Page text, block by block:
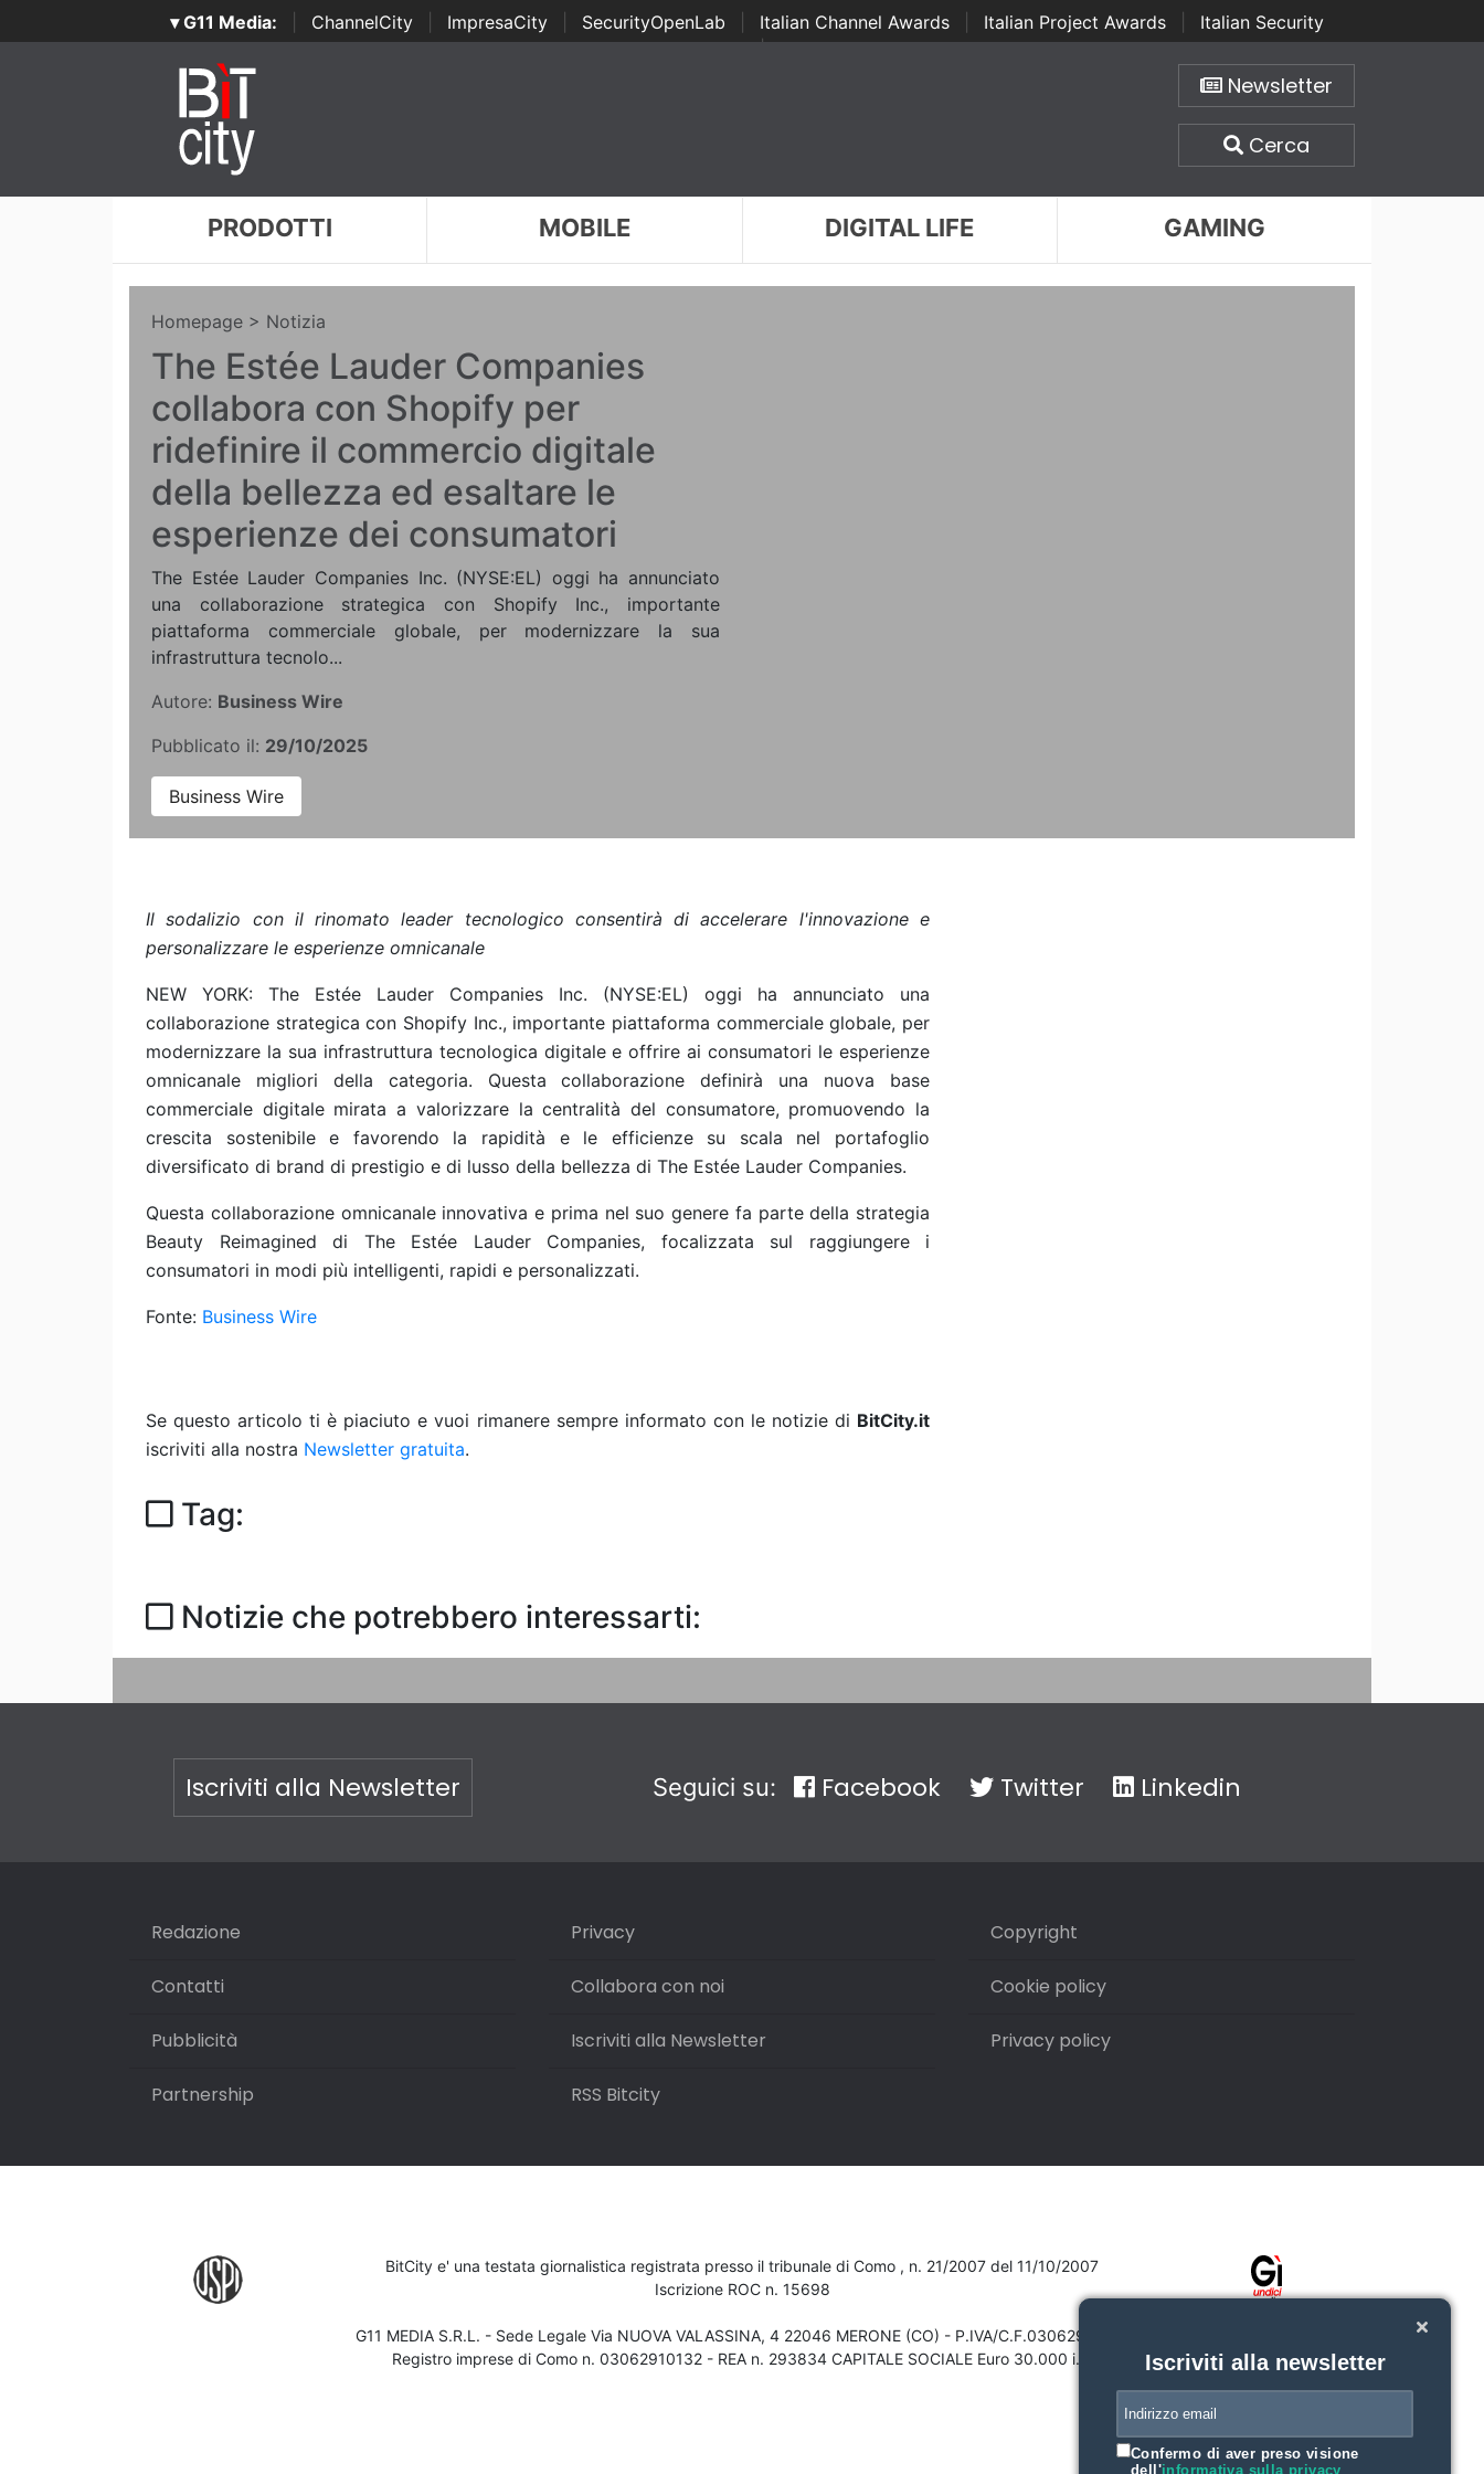
▾ G11 Media: ChannelCity ImpresaCity SecurityOpenLab Italian Channel Awards Italian Project Awards
Italian Security
Awards | ...
Newsletter
Cerca
PRODOTTI MOBILE DIGITAL LIFE GAMING
Homepage > Notizia
The Estée Lauder Companies
collabora con Shopify per
ridefinire il commercio digitale
della bellezza ed esaltare le
esperienze dei consumatori
The Estée Lauder Companies Inc. (NYSE:EL) oggi ha annunciato
una collaborazione strategica con Shopify Inc., importante
piattaforma commerciale globale, per modernizzare la sua
infrastruttura tecnolo...
Autore: Business Wire
Pubblicato il: 29/10/2025
Business Wire
Il sodalizio con il rinomato leader tecnologico consentirà di accelerare l'innovazione e
personalizzare le esperienze omnicanale
NEW YORK: The Estée Lauder Companies Inc. (NYSE:EL) oggi ha annunciato una
collaborazione strategica con Shopify Inc., importante piattaforma commerciale globale, per
modernizzare la sua infrastruttura tecnologica digitale e offrire ai consumatori le esperienze
omnicanale migliori della categoria. Questa collaborazione definirà una nuova base
commerciale digitale mirata a valorizzare la centralità del consumatore, promuovendo la
crescita sostenibile e favorendo la rapidità e le efficienze su scala nel portafoglio
diversificato di brand di prestigio e di lusso della bellezza di The Estée Lauder Companies.
Questa collaborazione omnicanale innovativa e prima nel suo genere fa parte della strategia
Beauty Reimagined di The Estée Lauder Companies, focalizzata sul raggiungere i
consumatori in modi più intelligenti, rapidi e personalizzati.
Fonte: Business Wire
Se questo articolo ti è piaciuto e vuoi rimanere sempre informato con le notizie di BitCity.it
iscriviti alla nostra Newsletter gratuita.
Tag:
Notizie che potrebbero interessarti:
Iscriviti alla Newsletter Seguici su: Facebook Twitter Linkedin
Redazione
Contatti
Pubblicità
Partnership
Privacy
Collabora con noi
Iscriviti alla Newsletter
RSS Bitcity
Copyright
Cookie policy
Privacy policy
BitCity e' una testata giornalistica registrata presso il tribunale di Como , n. 21/2007 del 11/10/2007
Iscrizione ROC n. 15698
G11 MEDIA S.R.L. - Sede Legale Via NUOVA VALASSINA, 4 22046 MERONE (CO) - P.IVA/C.F.03062910132
Registro imprese di Como n. 03062910132 - REA n. 293834 CAPITALE SOCIALE Euro 30.000 i.v.
Iscriviti alla newsletter
Confermo di aver preso visione
dell'informativa sulla privacy